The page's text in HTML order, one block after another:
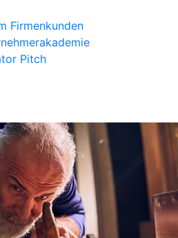
Firmenkunden
Pitch